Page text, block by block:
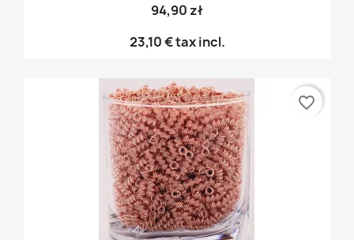
94,90 zł
23,10 €tax incl.
favorite_border